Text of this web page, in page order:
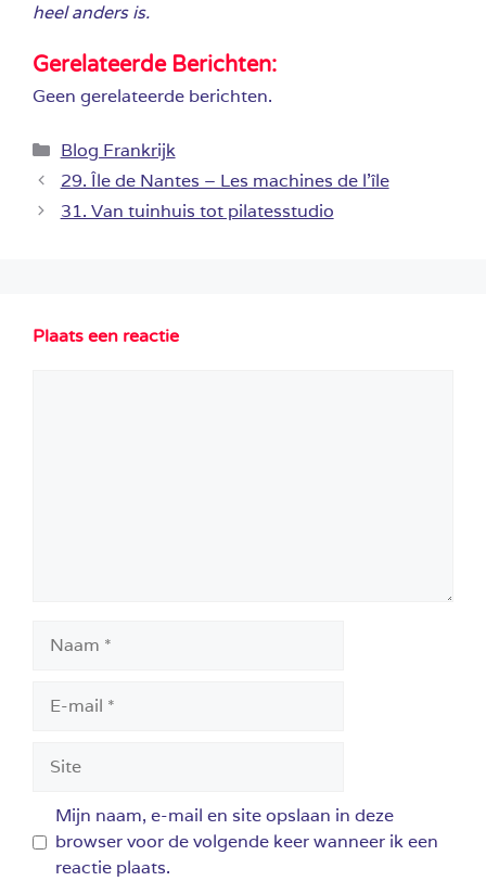
heel anders is.
Gerelateerde Berichten:
Geen gerelateerde berichten.
Categorieën
Blog Frankrijk
29. Île de Nantes – Les machines de l’île
31. Van tuinhuis tot pilatesstudio
Plaats een reactie
mail
Site
Mijn naam, e-mail en site opslaan in deze
browser voor de volgende keer wanneer ik een
reactie plaats.